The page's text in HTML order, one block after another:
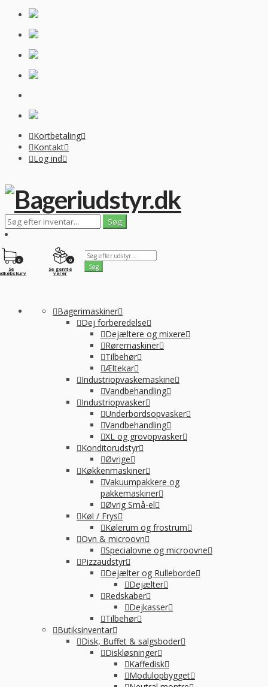
Kortbetaling
Kontakt
Log ind
0
Se gemte
varer
0
Se
Bagerimaskiner
Dej forberedelse
Dejæltere og mixere
Røremaskiner
Tilbehør
Æltekar
Industriopvaskemaskine
Vandbehandling
Industriopvasker
Underbordsopvasker
Vandbehandling
XL og grovopvasker
Konditorudstyr
Øvrige
Køkkenmaskiner
Vakuumpakkere og
pakkemaskiner
Øvrig Små-el
Køl / Frys
Kølerum og frostrum
Ovn & microovn
Specialovne og microovne
Pizzaudstyr
Dejælter og Rulleborde
Dejælter
Redskaber
Dejkasser
Tilbehør
Butiksinventar
Disk, Buffet & salgsboder
Diskløsninger
Kaffedisk
Modulopbygget